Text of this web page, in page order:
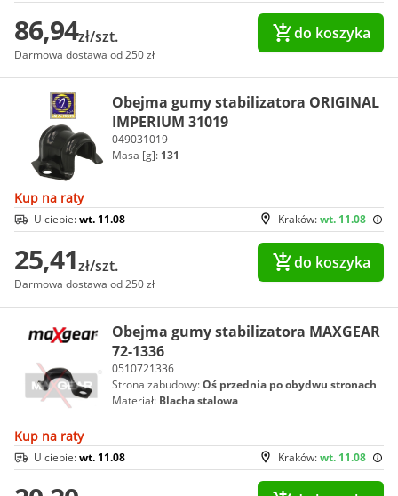
86,94zł/szt.
Darmowa dostawa od 250 zł
do koszyka
Obejma gumy stabilizatora ORIGINAL
IMPERIUM 31019
049031019
Masa [g]: 131
Kup na raty
Kraków:wt. 11.08
U ciebie:wt. 11.08
25,41zł/szt.
Darmowa dostawa od 250 zł
do koszyka
Obejma gumy stabilizatora MAXGEAR
72-1336
0510721336
Strona zabudowy:Oś przednia po obydwu stronach
Materiał: Blacha stalowa
Kup na raty
Kraków:wt. 11.08
U ciebie:wt. 11.08